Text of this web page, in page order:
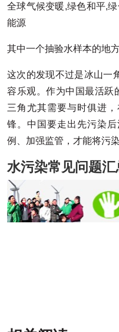
其中一个抽验水样本的地
这次的发现不过是冰山一
容乐观。作为中国最活跃
三角尤其需要与时俱进
锋。中国要走出先污染
例、加强监管，才能将污
水污染常见问题汇